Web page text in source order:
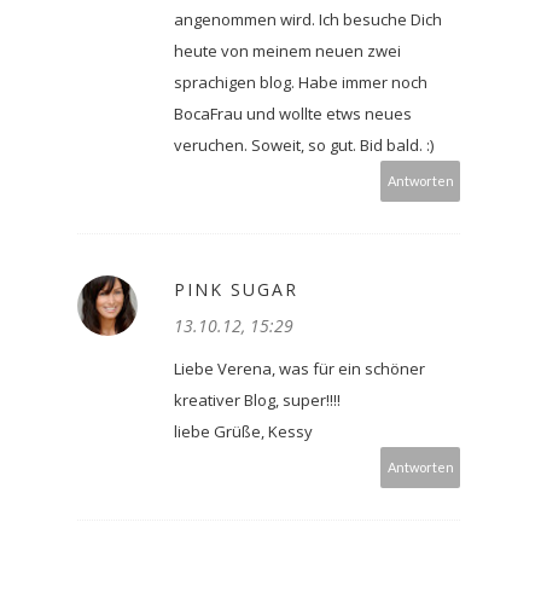
angenommen wird. Ich besuche Dich
heute von meinem neuen zwei
sprachigen blog. Habe immer noch
BocaFrau und wollte etws neues
veruchen. Soweit, so gut. Bid bald. :)
Antworten
PINK SUGAR
13.10.12, 15:29
Liebe Verena, was für ein schöner
kreativer Blog, super!!!!
liebe Grüße, Kessy
Antworten